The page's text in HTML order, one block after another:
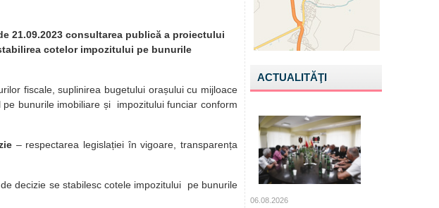
21.09.2023 consultarea publică a proiectului
cotelor impozitului pe bunurile
fiscale, suplinirea bugetului orașului cu mijloace
bunurile imobiliare și impozitului funciar conform
– respectarea legislației în vigoare, transparența
decizie se stabilesc cotele impozitului pe bunurile
ACTUALITĂŢI
06.08.2026